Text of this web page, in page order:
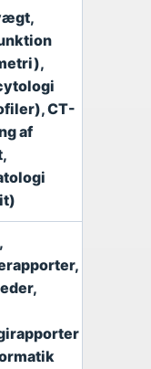
CT-
af